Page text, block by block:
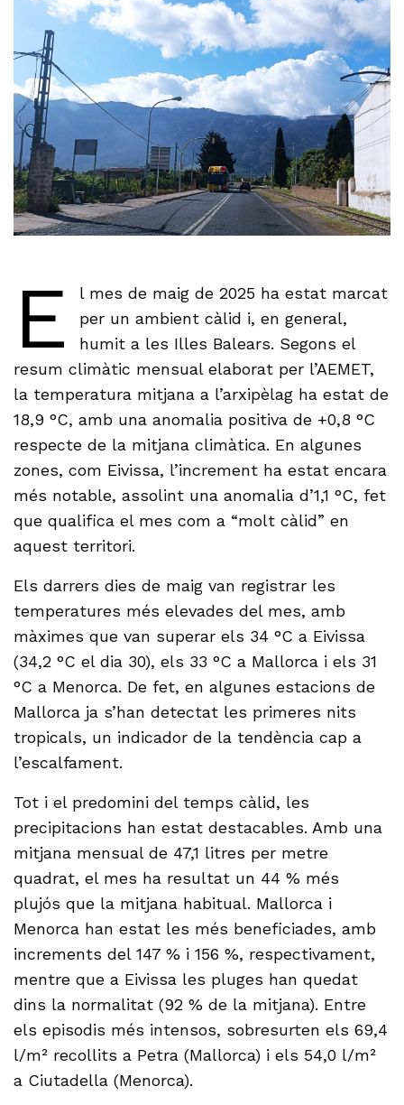
E
l mes de maig de 2025 ha estat marcat
per un ambient càlid i, en general,
humit a les Illes Balears. Segons el
resum climàtic mensual elaborat per l’AEMET,
la temperatura mitjana a l’arxipèlag ha estat de
18,9 °C, amb una anomalia positiva de +0,8 °C
respecte de la mitjana climàtica. En algunes
zones, com Eivissa, l’increment ha estat encara
més notable, assolint una anomalia d’1,1 °C, fet
que qualifica el mes com a “molt càlid” en
aquest territori.
Els darrers dies de maig van registrar les
temperatures més elevades del mes, amb
màximes que van superar els 34 °C a Eivissa
(34,2 °C el dia 30), els 33 °C a Mallorca i els 31
°C a Menorca. De fet, en algunes estacions de
Mallorca ja s’han detectat les primeres nits
tropicals, un indicador de la tendència cap a
l’escalfament.
Tot i el predomini del temps càlid, les
precipitacions han estat destacables. Amb una
mitjana mensual de 47,1 litres per metre
quadrat, el mes ha resultat un 44 % més
plujós que la mitjana habitual. Mallorca i
Menorca han estat les més beneficiades, amb
increments del 147 % i 156 %, respectivament,
mentre que a Eivissa les pluges han quedat
dins la normalitat (92 % de la mitjana). Entre
els episodis més intensos, sobresurten els 69,4
l/m² recollits a Petra (Mallorca) i els 54,0 l/m²
a Ciutadella (Menorca).